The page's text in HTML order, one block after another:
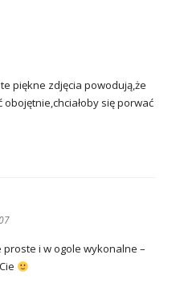
piękne zdjęcia powodują,że
się porwać
i w ogole wykonalne –